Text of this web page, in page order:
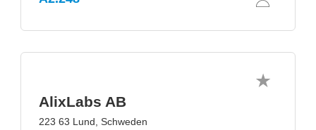
AlixLabs AB
223 63 Lund, Schweden